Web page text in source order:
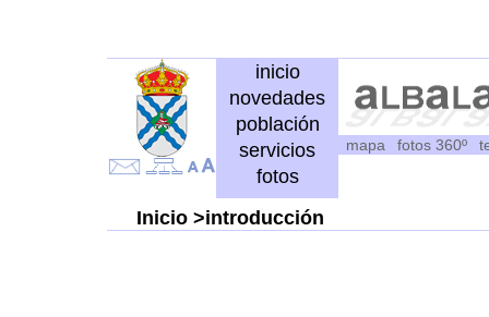
inicio
novedades
población
servicios
fotos
mapa fotos 360º
Inicio >introducción